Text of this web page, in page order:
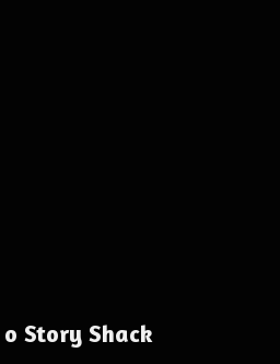
Story Shack